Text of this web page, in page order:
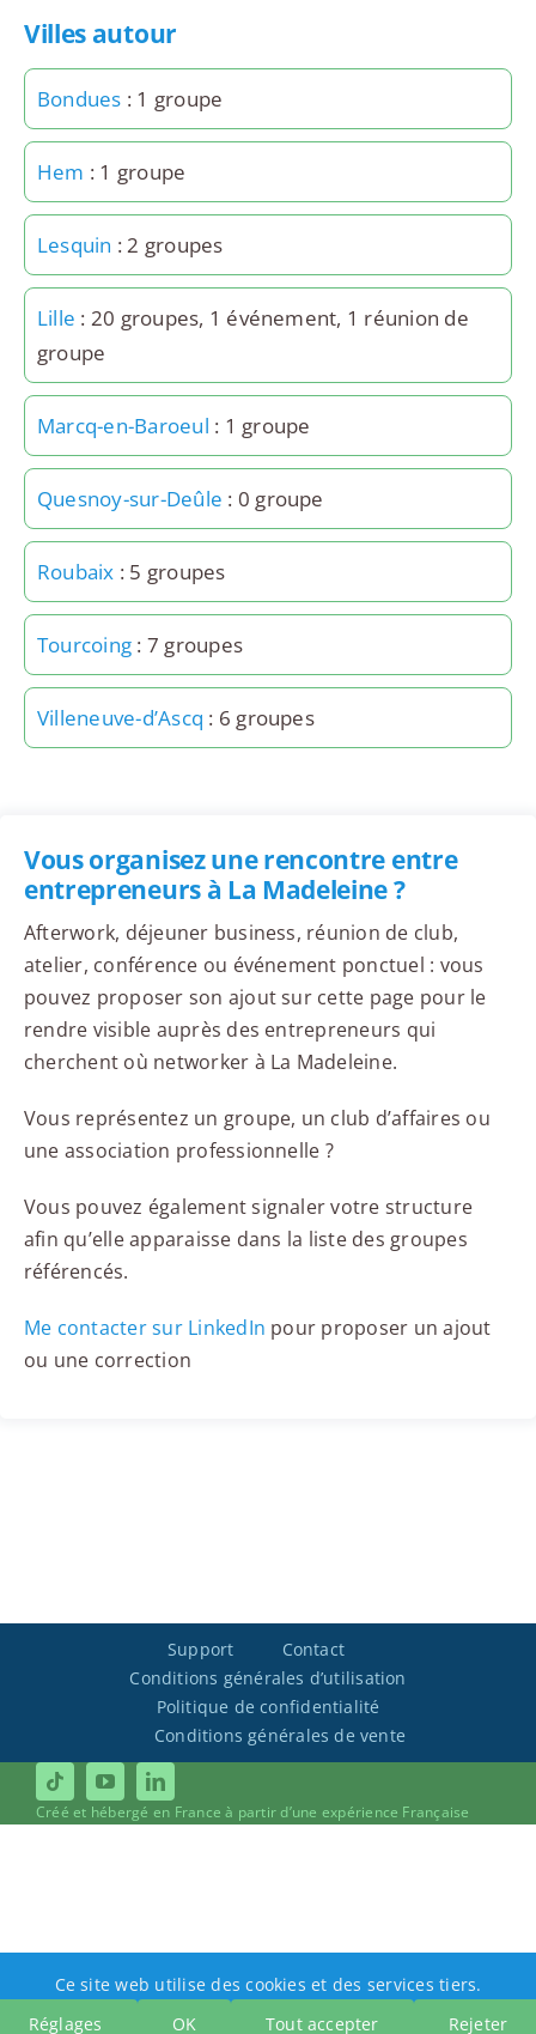
Villes autour
Bondues : 1 groupe
Hem : 1 groupe
Lesquin : 2 groupes
Lille : 20 groupes, 1 événement, 1 réunion de
groupe
Marcq-en-Baroeul : 1 groupe
Quesnoy-sur-Deûle : 0 groupe
Roubaix : 5 groupes
Tourcoing : 7 groupes
Villeneuve-d’Ascq : 6 groupes
Vous organisez une rencontre entre
entrepreneurs à La Madeleine ?
Afterwork, déjeuner business, réunion de club,
atelier, conférence ou événement ponctuel : vous
pouvez proposer son ajout sur cette page pour le
rendre visible auprès des entrepreneurs qui
cherchent où networker à La Madeleine.
Vous représentez un groupe, un club d’affaires ou
une association professionnelle ?
Vous pouvez également signaler votre structure
afin qu’elle apparaisse dans la liste des groupes
référencés.
Me contacter sur LinkedIn pour proposer un ajout
ou une correction
Support
Contact
Conditions générales d’utilisation
Politique de confidentialité
Conditions générales de vente
Créé et hébergé en France à partir d’une expérience Française
Ce site web utilise des cookies et des services tiers.
Réglages
OK Tout accepter Rejeter